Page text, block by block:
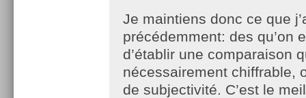
Je maintiens donc ce que
précédemment: des qu’on
d’établir une comparaison
nécessairement chiffrable,
de subjectivité. C’est le